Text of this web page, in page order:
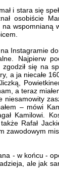
i stara się
osobiście
wspomnianą
Instagramie
Najpierw
się na
a ja niecałe
a teraz
niesamowity
– mówi
Kamilowi.
Rafał
zawodowym
- w końcu -
ale jak